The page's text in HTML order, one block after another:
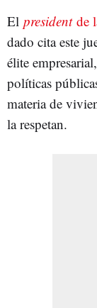
El president de
dado cita este
élite
políticas
materia de
la respetan.